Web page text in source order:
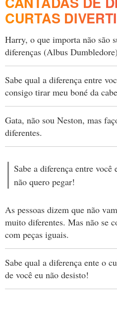
CURTAS
Harry, o que importa não são
diferenças (Albus Dumbledore)
Sabe qual a diferença entre
consigo tirar meu boné da
Gata, não sou Neston, mas
diferentes.
Sabe a diferença entre
não quero pegar!
As pessoas dizem que não
muito diferentes. Mas não se
com peças iguais.
Sabe qual a diferença ente o
de você eu não desisto!